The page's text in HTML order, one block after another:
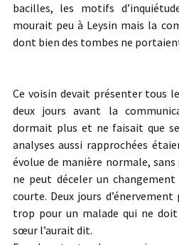
bacilles, les motifs
mourait peu à Leysin mais la
dont bien des tombes ne
Ce voisin devait présenter tous
deux jours avant la
dormait plus et ne faisait que
analyses aussi rapprochées
évolue de manière normale,
ne peut déceler un
courte. Deux jours
trop pour un malade qui ne doit
sœur l’aurait dit.